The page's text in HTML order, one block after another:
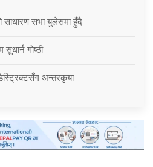
साधारण सभा युलेसमा हुँदै
गोष्ठी
अन्तरकृया